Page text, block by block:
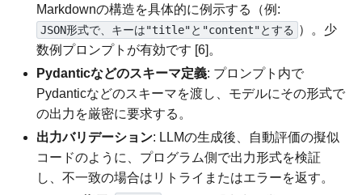
Markdownの構造を具体的に例示する（例:
JSON形式で、キーは"title"と"content"とする ）。少
数例プロンプトが有効です [6]。
Pydanticなどのスキーマ定義: プロンプト内で
Pydanticなどのスキーマを渡し、モデルにその形式で
の出力を厳密に要求する。
出力バリデーション: LLMの生成後、自動評価の擬似
コードのように、プログラム側で出力形式を検証
し、不一致の場合はリトライまたはエラーを返す。